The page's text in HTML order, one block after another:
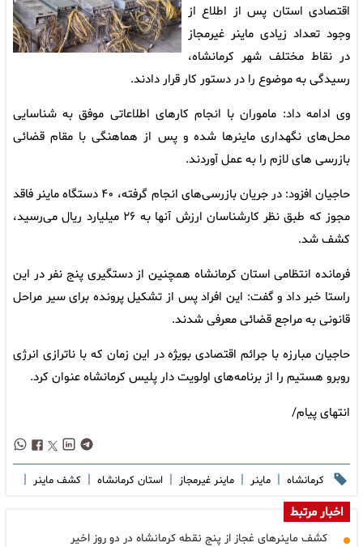
اقتصادی استان پس از اطلاع از
وجود تعداد زیادی ماینر غیرمجاز
در نقاط مختلف شهر کرمانشاه،
رسیدگی به موضوع را در دستور کار قرار دادند.
وی ادامه داد: ماموران با انجام کارهای اطلاعاتی موفق به شناسایی
محل‌های نگهداری ماینرها شده و پس از هماهنگی با مقام قضائی
بازرسی های لازم را به عمل آوردند.
حاجیان افزود: در جریان بازرسی‌های انجام گرفته، ۴۰ دستگاه ماینر فاقد
مجوز که طبق نظر کارشناسان ارزش آنها به ۲۶ میلیارد ریال می‌رسید،
کشف شد.
فرمانده انتظامی استان کرمانشاه همچنین از دستگیری پنج نفر در این
راستا خبر داد و گفت: این افراد پس از تشکیل پرونده برای سیر مراحل
قانونی به مراجع قضائی معرفی شدند.
حاجیان مبارزه با جرائم اقتصادی بویژه در این زمان که با ناترازی انرژی
روبرو هستیم را از برنامه‌های اولویت دار پلیس کرمانشاه عنوان کرد.
انتهای پیام/
کرمانشاه | ماینر | ماینر غیرمجاز | استان کرمانشاه | کشف ماینر |
اخبار مرتبط
کشف ماینرهای غجاز از پنج نقطه کرمانشاه در دو روز اخیر